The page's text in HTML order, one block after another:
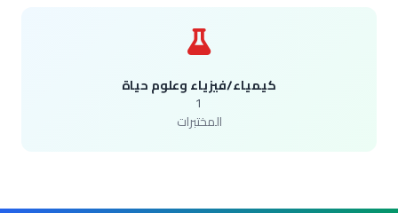
كيمياء/فيزياء وعلوم حياة
المختبرات